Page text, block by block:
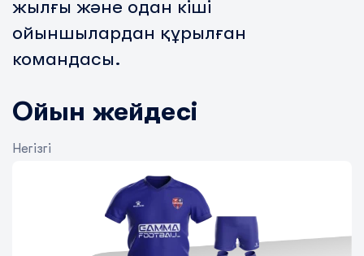
жылғы және одан кіші
ойыншылардан құрылған
командасы.
Ойын жейдесі
Негізгі